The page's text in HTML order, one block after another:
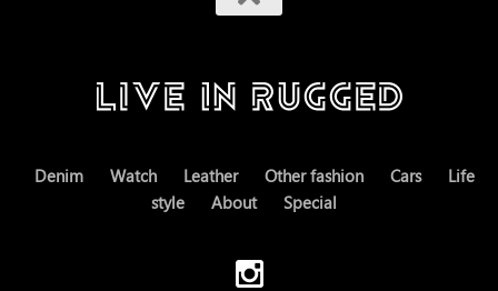
Denim Watch Leather Other fashion Cars
Life
style
About Special